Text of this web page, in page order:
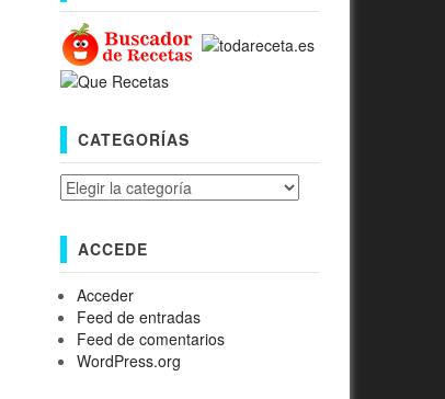
CATEGORÍAS
Categorías
ACCEDE
Acceder
Feed de entradas
Feed de comentarios
WordPress.org